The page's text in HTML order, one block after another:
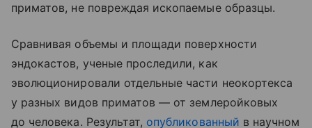
приматов, не повреждая ископаемые образцы.
Сравнивая объемы и площади поверхности
эндокастов, ученые проследили, как
эволюционировали отдельные части неокортекса
у разных видов приматов — от землеройковых
до человека. Результат, опубликованный в научном